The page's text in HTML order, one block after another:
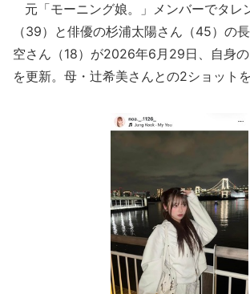
元「モーニング娘。」メンバーでタレ
（39）と俳優の杉浦太陽さん（45）の
空さん（18）が2026年6月29日、自身
を更新。母・辻希美さんとの2ショットを